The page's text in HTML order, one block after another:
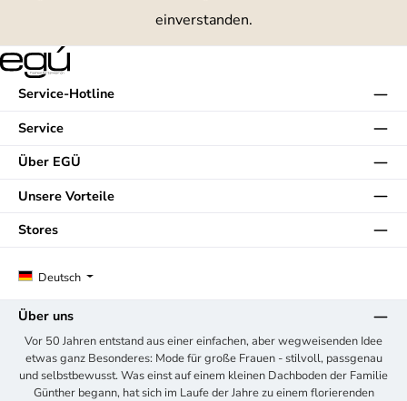
einverstanden.
Service-Hotline
Service
Über EGÜ
Unsere Vorteile
Deutsch
Stores
Über uns
Vor 50 Jahren entstand aus einer einfachen, aber wegweisenden Idee
etwas ganz Besonderes: Mode für große Frauen - stilvoll, passgenau
und selbstbewusst. Was einst auf einem kleinen Dachboden der Familie
Günther begann, hat sich im Laufe der Jahre zu einem florierenden